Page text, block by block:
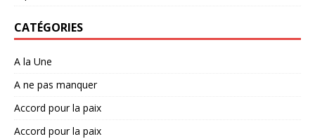
CATÉGORIES
A la Une
A ne pas manquer
Accord pour la paix
Accord pour la paix